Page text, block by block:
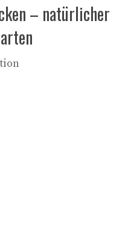
– natürlicher